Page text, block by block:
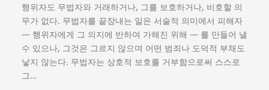
행위자도 무법자와 거래하거나, 그를 보호하거나, 비호할 의
무가 없다. 무법자를 끝장내는 일은 서술적 의미에서 피해자
— 행위자에게 그 의지에 반하여 가해진 위해 — 를 만들어 낼
수 있으나, 그것은 그르지 않으며 어떤 범죄나 도덕적 부채도
낳지 않는다. 무법자는 상호적 보호를 거부함으로써 스스로
그…